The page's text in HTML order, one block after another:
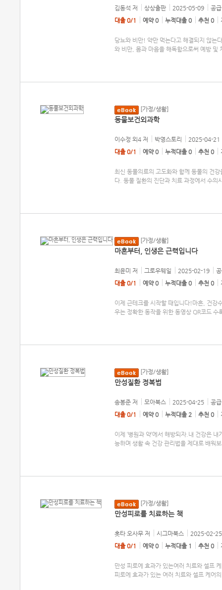
김동석 저 상상출판 2025-05-09
공
대출 0/1
예약 0 누적대출 0 추천 0
당뇨와 비만! 약만 먹는다고 해결되지 않는
와 비만, 몸과 마음을 해독함으로써 예방 및
[가정/생활]
동물보건외과학
이수정 외4 저 박영스토리
2025-04-21
대출 0/1
예약 0 누적대출 0 추천 0
최신 동물의료의 고도화와 함께 동물의 건
다. 동물 질환의 진단과 치료 과정에서 수의
[가정/생활]
마흔부터, 인생은 근력입니다
최윤미 저 그로우웨일 2025-02-19
대출 0/1
예약 0 누적대출 0 추천 0
이제 근테크를 시작할 때입니다!마흔, 건강
우는 정확한 동작을 위한 동영상 QR코드 수
[가정/생활]
만성질환 정복법
송봉준 저 모아북스 2025-04-25
공
대출 0/1
예약 0 누적대출 2 추천 0
이제 ‘병원과 약’에서 해방되자.내 건강은
능하며 생활 속 건강 관리법을 제대로 배워
[가정/생활]
만성피로를 치료하는 책
홋타 오사무 저 시그마북스
2025-02-25
대출 0/1
예약 0 누적대출 1 추천 0
만성 피로에 효과가 있는여러 치료와 셀프
피로에 효과가 있는 여러 치료와 셀프 케어